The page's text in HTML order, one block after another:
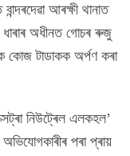
আৰক্ষী থানাত
অধীনত গোচৰ ৰুজু
কোজ টাডাকক অৰ্পণ কৰা
নিউট্ৰেল এলকহল’
পৰা প্ৰায়